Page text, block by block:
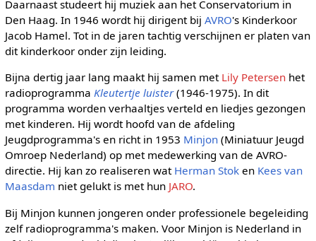
Daarnaast studeert hij muziek aan het Conservatorium in
Den Haag. In 1946 wordt hij dirigent bij AVRO's Kinderkoor
Jacob Hamel. Tot in de jaren tachtig verschijnen er platen van
dit kinderkoor onder zijn leiding.
Bijna dertig jaar lang maakt hij samen met Lily Petersenhet
radioprogramma Kleutertje luister(1946-1975). In dit
programma worden verhaaltjes verteld en liedjes gezongen
met kinderen. Hij wordt hoofd van de afdeling
Jeugdprogramma's en richt in 1953 Minjon(Miniatuur Jeugd
Omroep Nederland) op met medewerking van de AVRO-
directie. Hij kan zo realiseren wat Herman Stoken Kees van
Maasdam niet gelukt is met hun JARO.
Bij Minjon kunnen jongeren onder professionele begeleiding
zelf radioprogramma's maken. Voor Minjon is Nederland in